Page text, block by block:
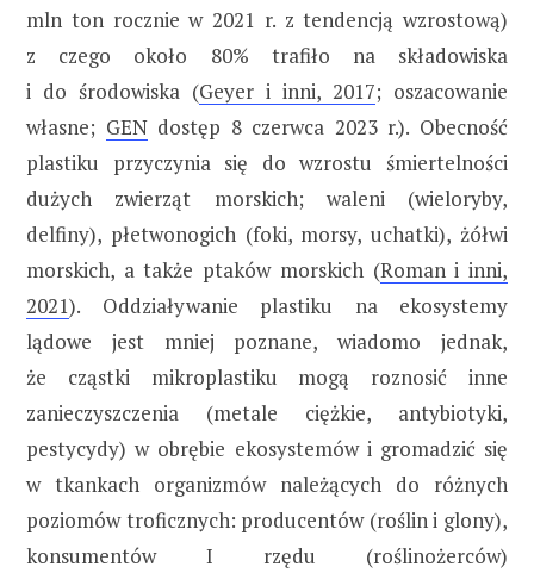
mln ton rocznie w 2021 r. z tendencją wzrostową)
z czego około 80% trafiło na składowiska
i do środowiska (Geyer i inni, 2017; oszacowanie
własne; GENdostęp 8 czerwca 2023 r.). Obecność
plastiku przyczynia się do wzrostu śmiertelności
dużych zwierząt morskich; waleni (wieloryby,
delfiny), płetwonogich (foki, morsy, uchatki), żółwi
morskich, a także ptaków morskich (Roman i inni,
2021). Oddziaływanie plastiku na ekosystemy
lądowe jest mniej poznane, wiadomo jednak,
że cząstki mikroplastiku mogą roznosić inne
zanieczyszczenia (metale ciężkie, antybiotyki,
pestycydy) w obrębie ekosystemów i gromadzić się
w tkankach organizmów należących do różnych
poziomów troficznych: producentów (roślin i glony),
konsumentów I rzędu (roślinożerców)